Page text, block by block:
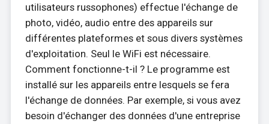
utilisateurs russophones) effectue l'échange de
photo, vidéo, audio entre des appareils sur
différentes plateformes et sous divers systèmes
d'exploitation. Seul le WiFi est nécessaire.
Comment fonctionne-t-il ? Le programme est
installé sur les appareils entre lesquels se fera
l'échange de données. Par exemple, si vous avez
besoin d'échanger des données d'une entreprise